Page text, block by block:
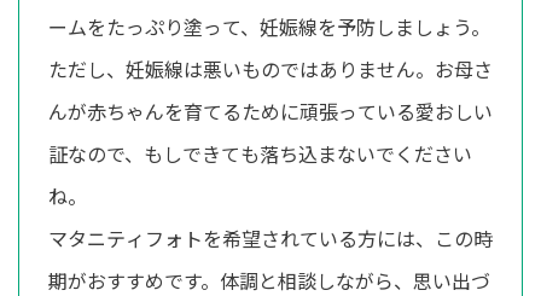
ームをたっぷり塗って、妊娠線を予防しましょう。
ただし、妊娠線は悪いものではありません。お母さ
んが赤ちゃんを育てるために頑張っている愛おしい
証なので、もしできても落ち込まないでください
ね。
マタニティフォトを希望されている方には、この時
期がおすすめです。体調と相談しながら、思い出づ